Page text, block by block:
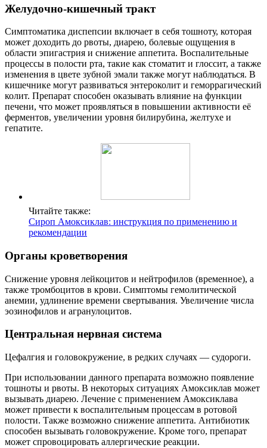
Желудочно-кишечный тракт
Симптоматика диспепсии включает в себя тошноту, которая
может доходить до рвоты, диарею, болевые ощущения в
области эпигастрия и снижение аппетита. Воспалительные
процессы в полости рта, такие как стоматит и глоссит, а также
изменения в цвете зубной эмали также могут наблюдаться. В
кишечнике могут развиваться энтероколит и геморрагический
колит. Препарат способен оказывать влияние на функции
печени, что может проявляться в повышении активности её
ферментов, увеличении уровня билирубина, желтухе и
гепатите.
Читайте также:
Сироп Амоксиклав: инструкция по применению и
рекомендации
Органы кроветворения
Снижение уровня лейкоцитов и нейтрофилов (временное), а
также тромбоцитов в крови. Симптомы гемолитической
анемии, удлинение времени свертывания. Увеличение числа
эозинофилов и агранулоцитов.
Центральная нервная система
Цефалгия и головокружение, в редких случаях — судороги.
При использовании данного препарата возможно появление
тошноты и рвоты. В некоторых ситуациях Амоксиклав может
вызывать диарею. Лечение с применением Амоксиклава
может привести к воспалительным процессам в ротовой
полости. Также возможно снижение аппетита. Антибиотик
способен вызывать головокружение. Кроме того, препарат
может спровоцировать аллергические реакции.